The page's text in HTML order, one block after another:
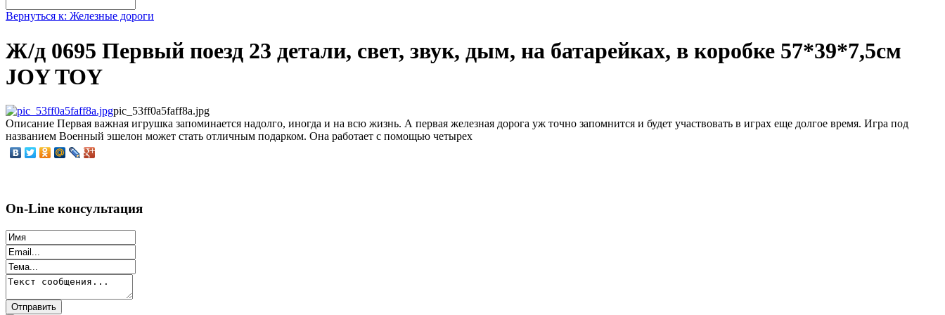
Вернуться к: Железные дороги
Ж/д 0695 Первый поезд 23 детали, свет, звук, дым, на батарейках, в коробке 57*39*7,5см
JOY TOY
pic_53ff0a5faff8a.jpg
Описание Первая важная игрушка запоминается надолго, иногда и на всю жизнь. А первая железная дорога уж точно запомнится и будет участвовать в играх еще долгое время. Игра под
названием Военный эшелон может стать отличным подарком. Она работает с помощью четырех
On-Line консультация